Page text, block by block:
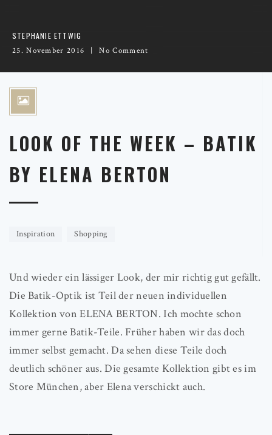
STEPHANIE ETTWIG
25. November 2016
No Comment
LOOK OF THE WEEK – BATIK
BY ELENA BERTON
Inspiration Shopping
Und wieder ein lässiger Look, der mir richtig gut gefällt.
Die Batik-Optik ist Teil der neuen individuellen
Kollektion von ELENA BERTON. Ich mochte schon
immer gerne Batik-Teile. Früher haben wir das doch
immer selbst gemacht. Da sehen diese Teile doch
deutlich schöner aus. Die gesamte Kollektion gibt es im
Store München, aber Elena verschickt auch.